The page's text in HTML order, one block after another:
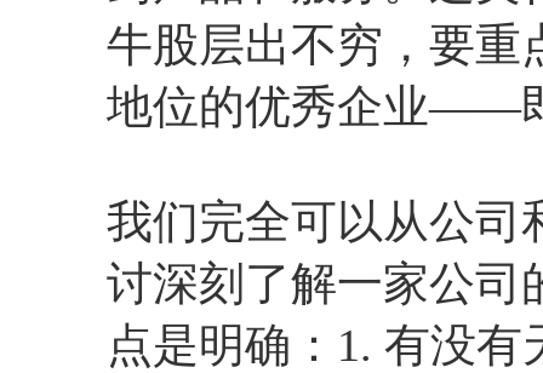
牛股层出不穷，要重
地位的优秀企业——
我们完全可以从公司
讨深刻了解一家公司
点是明确：1. 有没